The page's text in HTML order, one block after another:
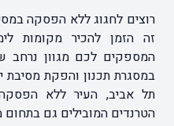
רוצים לחגוג ללא הפסקה
זה הזמן להכיר מקומות
המספקים לכם מגוון נרחב
במסגרת תכנון והפקת מסיבת
תל אביב, העיר ללא
הטרנדים המובילים גם בתחום